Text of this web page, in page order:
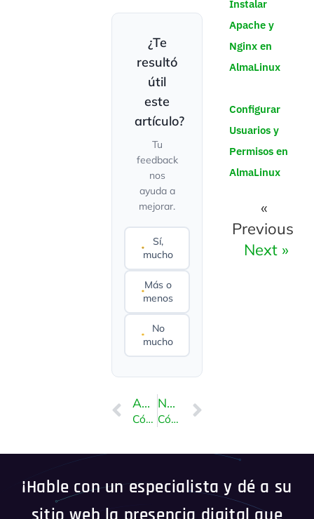
¿Te
resultó
útil
este
artículo?
Tu
feedback
nos
ayuda a
mejorar.
Sí,
mucho
Más o
menos
No
mucho
ANTERIOR
Cómo cambiar la dirección de correo electrónico de la cuenta SolusVM
NEXT
Cómo cambiar la contraseña del panel de control de SolusVM
Instalar
Apache y
Nginx en
AlmaLinux
Configurar
Usuarios y
Permisos en
AlmaLinux
«
Previous
Next »
¡Hable con un especialista y dé a su